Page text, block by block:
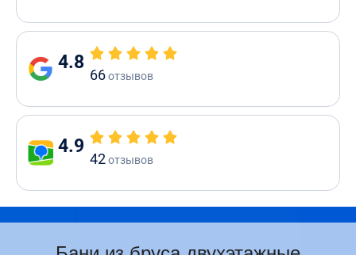
4.8
66отзывов
4.9
42отзывов